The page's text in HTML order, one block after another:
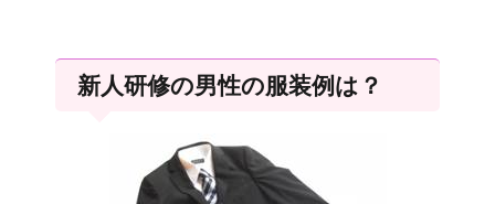
新人研修の男性の服装例は？